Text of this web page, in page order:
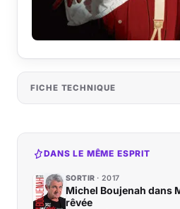
FICHE TECHNIQUE
DANS LE MÊME ESPRIT
SORTIR 2017
Michel Boujenah dans
rêvée